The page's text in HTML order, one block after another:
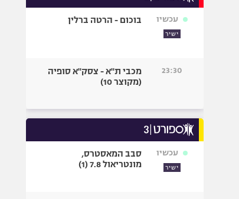
עכשיו
ישיר
בוכום - הרטה ברלין
23:30
מכבי ת"א - צסק"א סופיה
(מקוצר 10)
עכשיו
ישיר
סבב המאסטרס,
מונטריאול 7.8 (1)